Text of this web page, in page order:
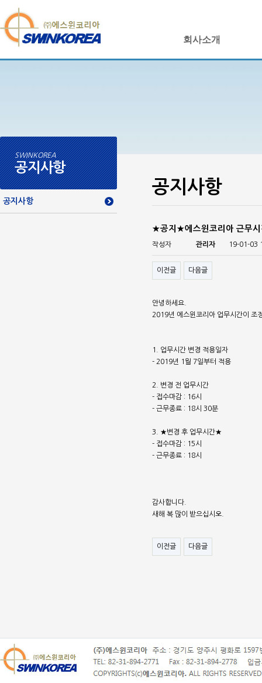
회사소개
SWINKOREA
공지사항
공지사항
공지사항
★공지★에스윈코리아 근무시
작성자 관리자 19-01-03
이전글 다음글
안녕하세요.
2019년 에스윈코리아 업무시간이 조
1. 업무시간 변경 적용일자
- 2019년 1월 7일부터 적용
2. 변경 전 업무시간
- 접수마감 : 16시
- 근무종료 : 18시 30분
3. ★변경 후 업무시간★
- 접수마감 : 15시
- 근무종료 : 18시
감사합니다.
새해 복 많이 받으십시오.
이전글 다음글